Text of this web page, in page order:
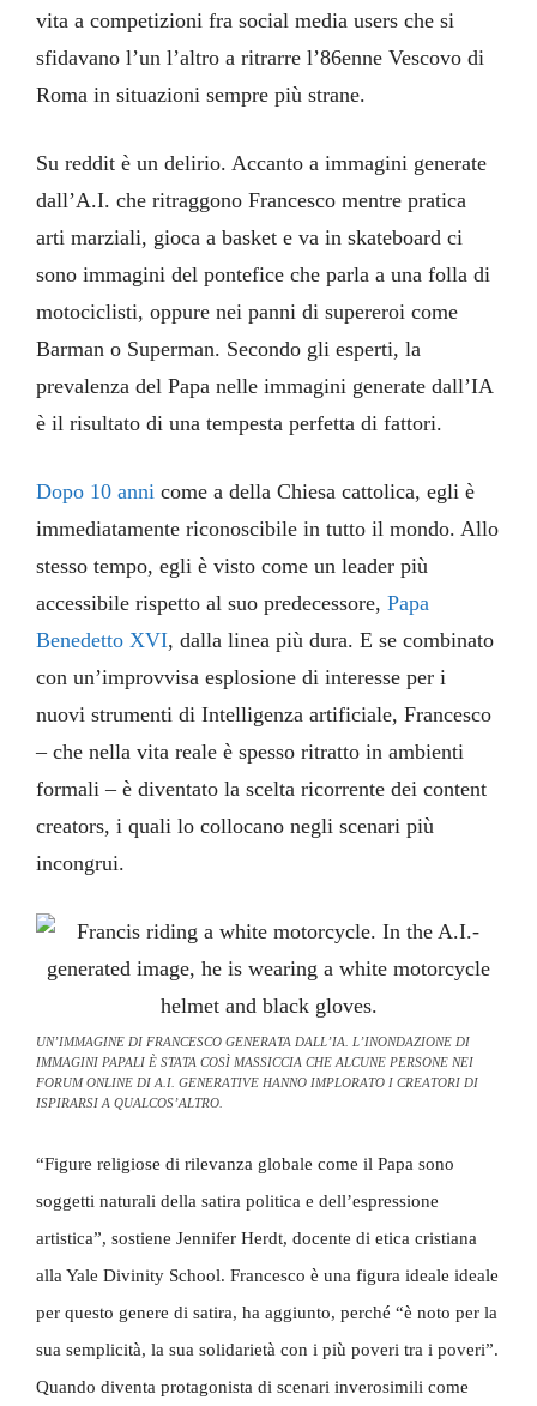
vita a competizioni fra social media users che si
sfidavano l’un l’altro a ritrarre l’86enne Vescovo di
Roma in situazioni sempre più strane.
Su reddit è un delirio. Accanto a immagini generate
dall’A.I. che ritraggono Francesco mentre pratica
arti marziali, gioca a basket e va in skateboard ci
sono immagini del pontefice che parla a una folla di
motociclisti, oppure nei panni di supereroi come
Barman o Superman. Secondo gli esperti, la
prevalenza del Papa nelle immagini generate dall’IA
è il risultato di una tempesta perfetta di fattori.
Dopo 10 anni come a della Chiesa cattolica, egli è
immediatamente riconoscibile in tutto il mondo. Allo
stesso tempo, egli è visto come un leader più
accessibile rispetto al suo predecessore,Papa
Benedetto XVI, dalla linea più dura. E se combinato
con un’improvvisa esplosione di interesse per i
nuovi strumenti di Intelligenza artificiale, Francesco
– che nella vita reale è spesso ritratto in ambienti
formali – è diventato la scelta ricorrente dei content
creators, i quali lo collocano negli scenari più
incongrui.
UN’IMMAGINE DI FRANCESCO GENERATA DALL’IA. L’INONDAZIONE DI
IMMAGINI PAPALI È STATA COSÌ MASSICCIA CHE ALCUNE PERSONE NEI
FORUM ONLINE DI A.I. GENERATIVE HANNO IMPLORATO I CREATORI DI
ISPIRARSI A QUALCOS’ALTRO.
“Figure religiose di rilevanza globale come il Papa sono
soggetti naturali della satira politica e dell’espressione
artistica”, sostiene Jennifer Herdt, docente di etica cristiana
alla Yale Divinity School. Francesco è una figura ideale ideale
per questo genere di satira, ha aggiunto, perché “è noto per la
sua semplicità, la sua solidarietà con i più poveri tra i poveri”.
Quando diventa protagonista di scenari inverosimili come